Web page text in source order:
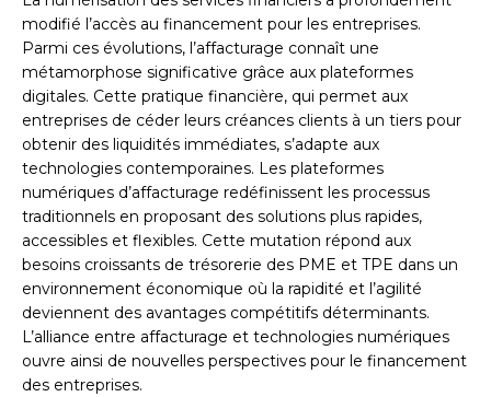
modifié l’accès au financement pour les entreprises.
Parmi ces évolutions, l’affacturage connaît une
métamorphose significative grâce aux plateformes
digitales. Cette pratique financière, qui permet aux
entreprises de céder leurs créances clients à un tiers pour
obtenir des liquidités immédiates, s’adapte aux
technologies contemporaines. Les plateformes
numériques d’affacturage redéfinissent les processus
traditionnels en proposant des solutions plus rapides,
accessibles et flexibles. Cette mutation répond aux
besoins croissants de trésorerie des PME et TPE dans un
environnement économique où la rapidité et l’agilité
deviennent des avantages compétitifs déterminants.
L’alliance entre affacturage et technologies numériques
ouvre ainsi de nouvelles perspectives pour le financement
des entreprises.